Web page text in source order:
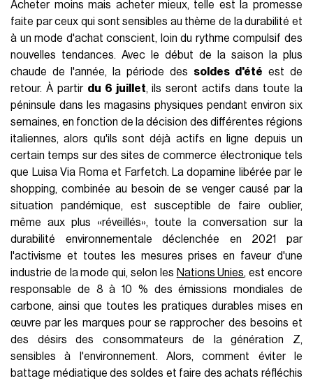
Acheter moins mais acheter mieux, telle est la promesse
faite par ceux qui sont sensibles au thème de la durabilité et
à un mode d'achat conscient, loin du rythme compulsif des
nouvelles tendances. Avec le début de la saison la plus
chaude de l'année, la période des soldes d'été est de
retour. À partir du 6 juillet, ils seront actifs dans toute la
péninsule dans les magasins physiques pendant environ six
semaines, en fonction de la décision des différentes régions
italiennes, alors qu'ils sont déjà actifs en ligne depuis un
certain temps sur des sites de commerce électronique tels
que Luisa Via Roma et Farfetch. La dopamine libérée par le
shopping, combinée au besoin de se venger causé par la
situation pandémique, est susceptible de faire oublier,
même aux plus «réveillés», toute la conversation sur la
durabilité environnementale déclenchée en 2021 par
l'activisme et toutes les mesures prises en faveur d'une
industrie de la mode qui, selon les Nations Unies, est encore
responsable de 8 à 10 % des émissions mondiales de
carbone, ainsi que toutes les pratiques durables mises en
œuvre par les marques pour se rapprocher des besoins et
des désirs des consommateurs de la génération Z,
sensibles à l'environnement. Alors, comment éviter le
battage médiatique des soldes et faire des achats réfléchis